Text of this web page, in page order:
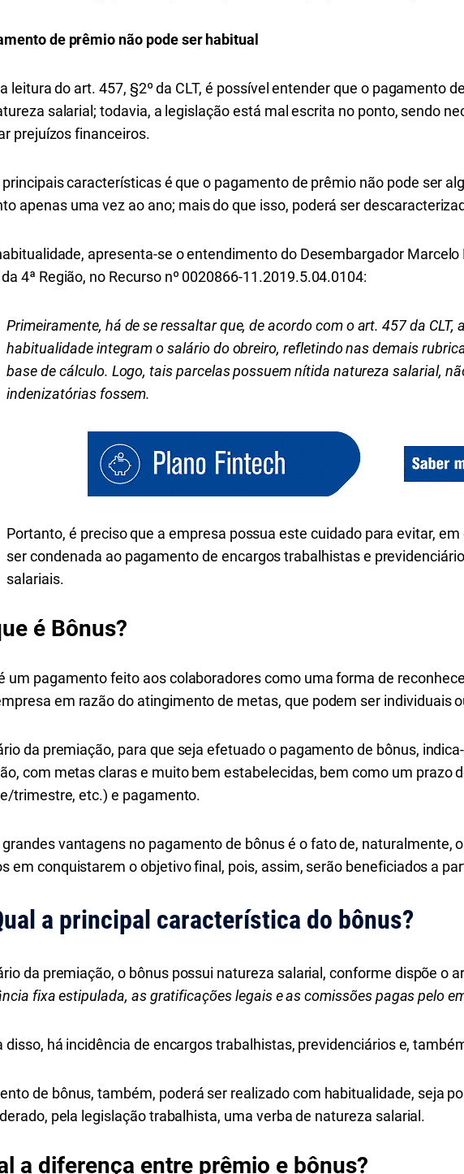
de prêmio não pode ser habitual
leitura do art. 457, §2º da CLT, é possível entender que o pagamento
salarial; todavia, a legislação está mal escrita no ponto, sendo
prejuízos financeiros.
características é que o pagamento de prêmio não pode ser
apenas uma vez ao ano; mais do que isso, poderá ser
apresenta-se o entendimento do Desembargador Marcelo
4ª Região, no Recurso nº 0020866-11.2019.5.04.0104:
Primeiramente, há de se ressaltar que, de acordo com o art. 457 da
habitualidade integram o salário do obreiro, refletindo nas demais
base de cálculo. Logo, tais parcelas possuem nítida natureza salarial,
indenizatórias fossem.
Portanto, é preciso que a empresa possua este cuidado para evitar,
ser condenada ao pagamento de encargos trabalhistas e
salariais.
é Bônus?
um pagamento feito aos colaboradores como uma forma de
em razão do atingimento de metas, que podem ser individuais
da premiação, para que seja efetuado o pagamento de bônus,
com metas claras e muito bem estabelecidas, bem como um prazo
trimestre, etc.) e pagamento.
vantagens no pagamento de bônus é o fato de, naturalmente,
em conquistarem o objetivo final, pois, assim, serão beneficiados a
a principal característica do bônus?
da premiação, o bônus possui natureza salarial, conforme dispõe o
fixa estipulada, as gratificações legais e as comissões pagas pelo
disso, há incidência de encargos trabalhistas, previdenciários e,
de bônus, também, poderá ser realizado com habitualidade, seja
pela legislação trabalhista, uma verba de natureza salarial.
a diferença entre prêmio e bônus?